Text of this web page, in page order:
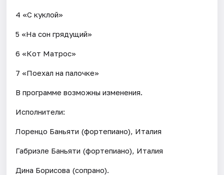
4 «С куклой»
5 «На сон грядущий»
6 «Кот Матрос»
7 «Поехал на палочке»
В программе возможны изменения.
Исполнители:
Лоренцо Баньяти (фортепиано), Италия
Габриэле Баньяти (фортепиано), Италия
Дина Борисова (сопрано).